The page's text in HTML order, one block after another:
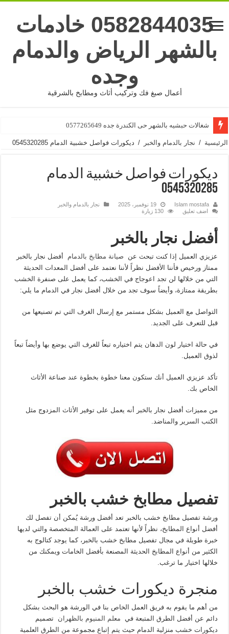
0582844035 خادمات
بالشهر الرياض والدمام
وجده
أعمال صبغ فك وتركيب أثاث ومطابخ بالشرقية
شغالات حبشيه بالشهر حى الكندرة جده 0577265649
الرئيسية / نجار بالدمام والخبر / ديكورات فواصل خشبية الدمام 0545320285
ديكورات فواصل خشبية الدمام
0545320285
Islam mostafa 19 نوفمبر، 2025
نجار بالدمام والخبر
اضف تعليق
130 زيارة
أفضل نجار بالخبر
عزيزي العميل إذا كنت تبحث عن صيانة مطابخ بالدمام أفضل نجار بالخبر
ممتاز ورخيص فأننا الأفضل نظراً لأننا نعتمد على أفضل المعدات الحديثة
التي من خلالها لن تجد اعوجاج في الخشب، كما يعمل على صنفرة الخشب
بطريقة ممتازة، وأيضاً سوف تجد من خلال أفضل نجار في الدمام ما يلي:
التواصل مع العميل بشكل مستمر مع إرسال الغرف التي تم تصنيعها من
قبل للتعرف على الجديد.
في حالة اختيار لون الدهان يتم اختياره تبعاً للغرف التي يوضع بها وأيضاً تبعاً
لذوق العميل.
تأكد عزيزي العميل أنك ستكون معنا خطوة بخطوة عند صناعة الأثاث
الخاص بك.
من مميزات أفضل نجار بالخبر أنه يعمل على توفير الأثاث المزدوج مثل
الكنب السرير والمناضد.
تفصيل مطابخ خشب بالخبر
ورشة تفصيل مطابخ خشب بالخبر تعد أفضل ورشة يُمكن أن تفصل لك
أفضل أنواع المطابخ، نظراً لأنها تعتمد على العمالة المتخصصة والتي لديها
خبرة طويلة في مجال تفصيل مطابخ خشب بالخبر، كما يوجد كتالوج به
الكثير من أنواع المطابخ الحديثة المصنعة بأفضل الخامات ويمكنك من
خلالها اختيار ما ترغب.
منجرة ديكورات خشب بالخبر
من أهم ما يقوم به فريق العمل الخاص بنا في الورشة هو البحث بشكل
دائم عن أفضل الطرق المتبعة في معلم المنيوم بالظهران تصميم
ديكورات خشب منزلية الدمام حيث يتم إتباع مجموعة من الطرق العلمية